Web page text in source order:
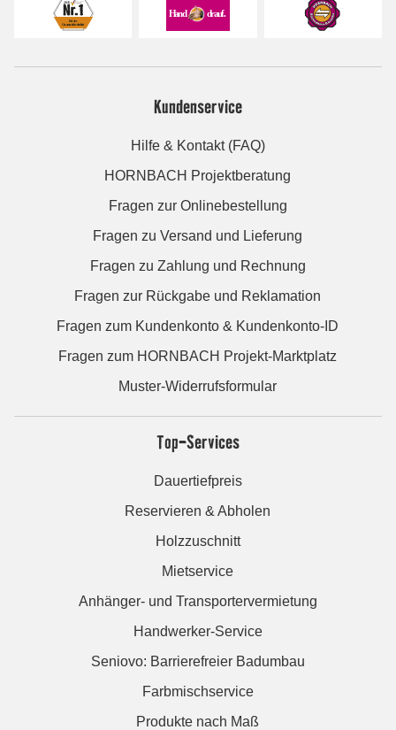
Kundenservice
Hilfe & Kontakt (FAQ)
HORNBACH Projektberatung
Fragen zur Onlinebestellung
Fragen zu Versand und Lieferung
Fragen zu Zahlung und Rechnung
Fragen zur Rückgabe und Reklamation
Fragen zum Kundenkonto & Kundenkonto-ID
Fragen zum HORNBACH Projekt-Marktplatz
Muster-Widerrufsformular
Top-Services
Dauertiefpreis
Reservieren & Abholen
Holzzuschnitt
Mietservice
Anhänger- und Transportervermietung
Handwerker-Service
Seniovo: Barrierefreier Badumbau
Farbmischservice
Produkte nach Maß